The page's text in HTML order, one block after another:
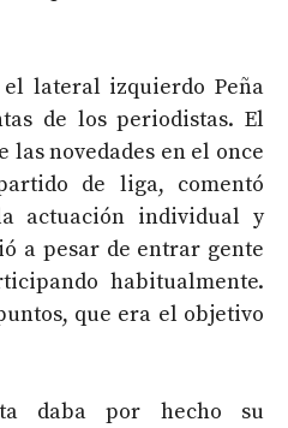
lateral izquierdo Peña
de los periodistas. El
las novedades en el once
de liga, comentó
actuación individual y
a pesar de entrar gente
habitualmente.
que era el objetivo
daba por hecho su